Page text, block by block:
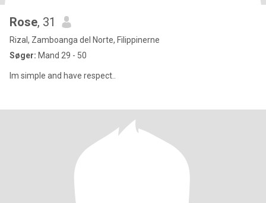
Rose, 31
Rizal, Zamboanga del Norte, Filippinerne
Søger: Mand 29 - 50
Im simple and have respect..